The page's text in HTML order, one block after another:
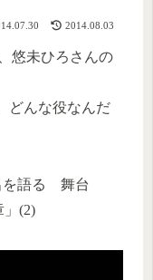
2014.08.03
悠未ひろさんの
どんな役なんだ
を語る 舞台
」(2)